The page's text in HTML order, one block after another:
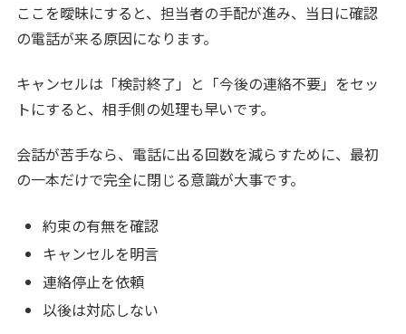
ここを曖昧にすると、担当者の手配が進み、当日に確認
の電話が来る原因になります。
キャンセルは「検討終了」と「今後の連絡不要」をセッ
トにすると、相手側の処理も早いです。
会話が苦手なら、電話に出る回数を減らすために、最初
の一本だけで完全に閉じる意識が大事です。
約束の有無を確認
キャンセルを明言
連絡停止を依頼
以後は対応しない